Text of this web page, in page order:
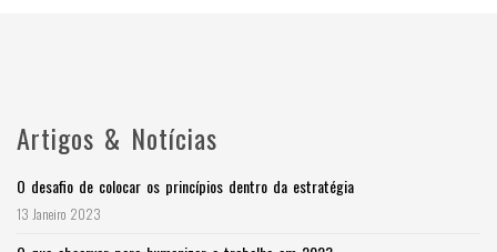
Artigos & Notícias
O desafio de colocar os princípios dentro da estratégia
13 Janeiro 2023